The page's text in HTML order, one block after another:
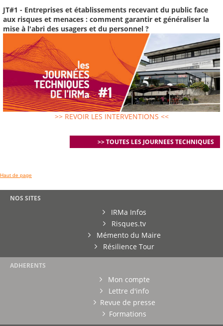
JT#1 - Entreprises et établissements recevant du public face
aux risques et menaces : comment garantir et généraliser la
mise à l'abri des usagers et du personnel ?
>> REVOIR LES INTERVENTIONS <<
>> TOUTES LES JOURNEES TECHNIQUES
Haut de page
NOS SITES
IRMa Infos
Risques.tv
Mémento du Maire
Résilience Tour
ADHERENTS
Mon compte
Lettre d'info
Revue de presse
Formations